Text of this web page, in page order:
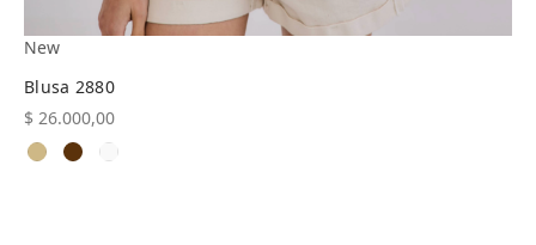
New
Blusa 2880
$ 26.000,00